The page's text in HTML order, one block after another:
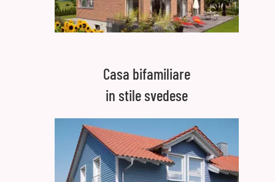
Casa bifamiliare
in stile svedese